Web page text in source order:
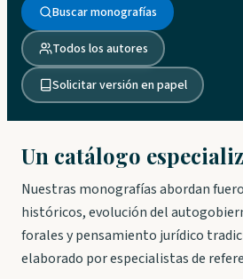
Buscar monografías
Todos los autores
Solicitar versión en papel
Un catálogo
Nuestras monografías abordan
históricos, evolución del
forales y pensamiento jurídico
elaborado por especialistas de